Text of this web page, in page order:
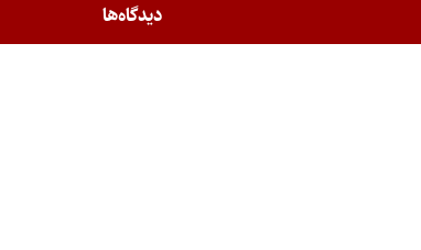
دیدگاه‌ها